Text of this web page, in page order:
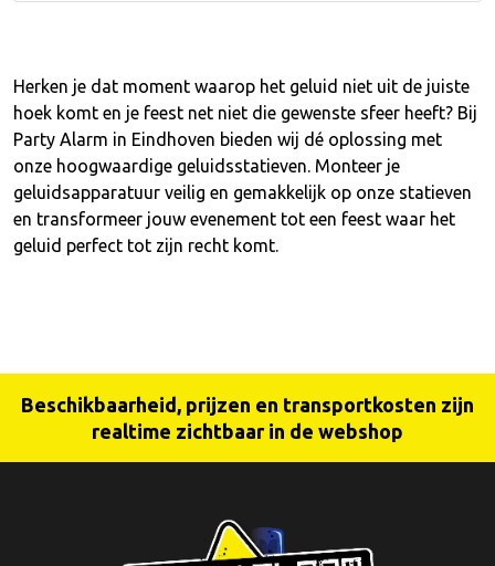
Herken je dat moment waarop het geluid niet uit de juiste
hoek komt en je feest net niet die gewenste sfeer heeft? Bij
Party Alarm in Eindhoven bieden wij dé oplossing met
onze hoogwaardige geluidsstatieven. Monteer je
geluidsapparatuur veilig en gemakkelijk op onze statieven
en transformeer jouw evenement tot een feest waar het
geluid perfect tot zijn recht komt.
Beschikbaarheid, prijzen en transportkosten zijn
realtime zichtbaar in de webshop